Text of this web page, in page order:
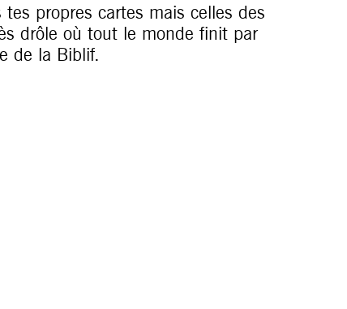
propres cartes mais celles des
drôle où tout le monde finit par
de la Biblif.